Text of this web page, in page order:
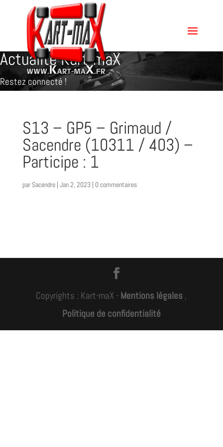
Actualité Kart-maX
Restez connecté !
S13 – GP5 – Grimaud /
Sacendre (10311 / 403) –
Participe : 1
par Sacendre| Jan 2, 2023| 0 commentaires
Copyrights : Kart-maX - Mentions légales ,
Politique de confidentialité